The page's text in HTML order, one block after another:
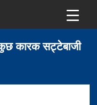
कारक सट्टेबाजी